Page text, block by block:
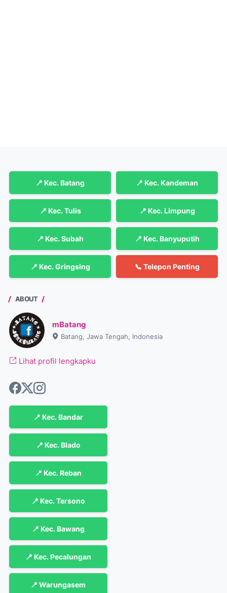
📍 Kec. Batang 📍 Kec. Kandeman
📍 Kec. Tulis 📍 Kec. Limpung
📍 Kec. Subah 📍 Kec. Banyuputih
📍 Kec. Gringsing 📞 Telepon Penting
ABOUT
mBatang
Batang, Jawa Tengah, Indonesia
Lihat profil lengkapku
📍 Kec. Bandar
📍 Kec. Blado
📍 Kec. Reban
📍 Kec. Tersono
📍 Kec. Bawang
📍 Kec. Pecalungan
📍 Warungasem